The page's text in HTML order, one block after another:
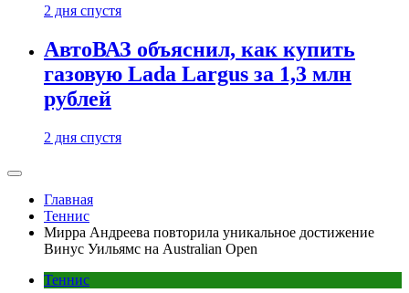
2 дня спустя
АвтоВАЗ объяснил, как купить
газовую Lada Largus за 1,3 млн
рублей
2 дня спустя
Главная
Теннис
Мирра Андреева повторила уникальное достижение
Винус Уильямс на Australian Open
Теннис